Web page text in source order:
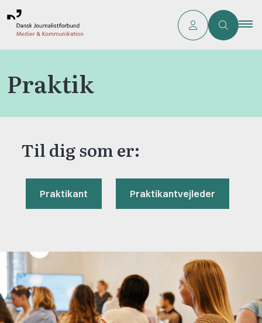
Praktik
Til dig som er:
Praktikant Praktikantvejleder